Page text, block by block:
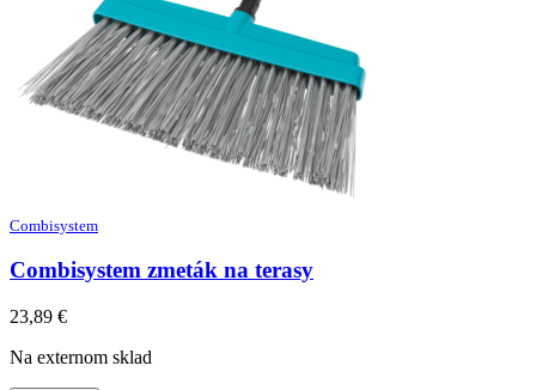
Combisystem
Combisystem zmeták na terasy
23,89 €
Na externom sklad